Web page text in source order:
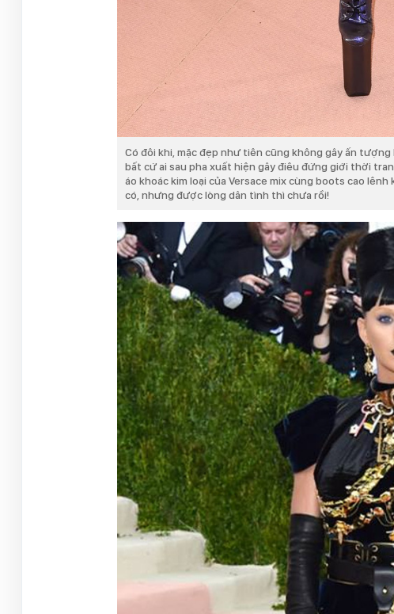
Có đôi khi, mặc đẹp như tiên cũng không gây ấn tượng
bất cứ ai sau pha xuất hiện gây điêu đứng giới thời
áo khoác kim loại của Versace mix cùng boots cao
có, nhưng được lòng dân tình thì chưa rồi!